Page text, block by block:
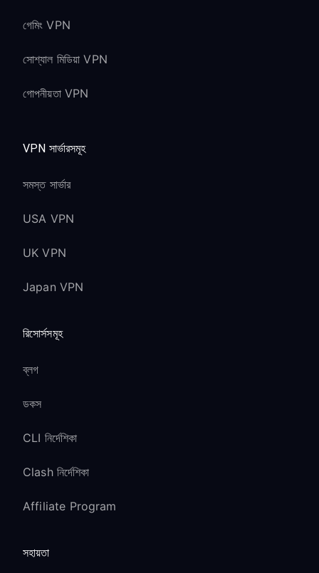
গেমিং VPN
সোশ্যাল মিডিয়া VPN
গোপনীয়তা VPN
VPN সার্ভারসমূহ
সমস্ত সার্ভার
USA VPN
UK VPN
Japan VPN
রিসোর্সসমূহ
ব্লগ
ডকস
CLI নির্দেশিকা
Clash নির্দেশিকা
Affiliate Program
সহায়তা